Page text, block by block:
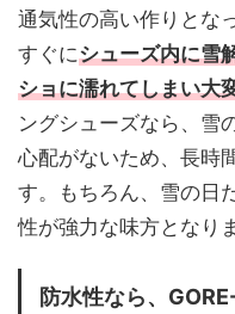
通気性の高い作りとな
すぐにシューズ内に雪
ショに濡れてしまい大
ングシューズなら、雪
心配がないため、長時
す。もちろん、雪の日
性が強力な味方となり
防水性なら、